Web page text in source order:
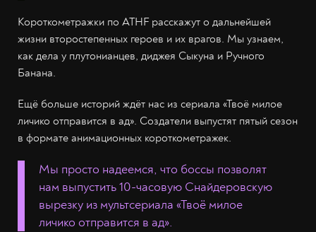
Короткометражки по ATHF расскажут о дальнейшей
жизни второстепенных героев и их врагов. Мы узнаем,
как дела у плутонианцев, диджея Сыкуна и Ручного
Банана.
Ещё больше историй ждёт нас из сериала «Твоё милое
личико отправится в ад». Создатели выпустят пятый сезон
в формате анимационных короткометражек.
Мы просто надеемся, что боссы позволят
нам выпустить 10-часовую Снайдеровскую
вырезку из мультсериала «Твоё милое
личико отправится в ад».